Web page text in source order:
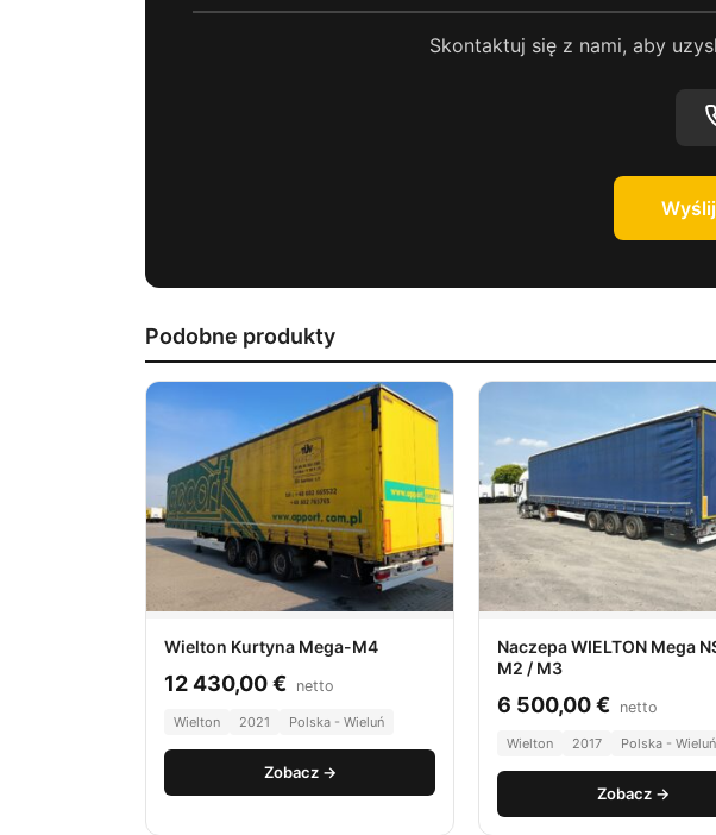
Skontaktuj się z nami, aby
Podobne produkty
Wielton Kurtyna Mega-M4
12 430,00€ netto
Wielton 2021 Polska - Wieluń
Zobacz →
Naczepa WIELTON Mega
M2 / M3
6 500,00€ netto
Wielton 2017 Polska - Wieluń
Zobacz →